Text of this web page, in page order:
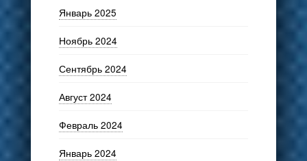
Январь 2025
Ноябрь 2024
Сентябрь 2024
Август 2024
Февраль 2024
Январь 2024